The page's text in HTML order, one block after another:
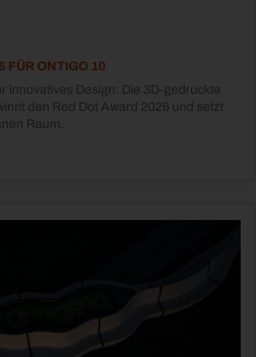
FÜR ONTIGO 10
innovatives Design: Die 3D-gedruckte
den Red Dot Award 2026 und setzt
Raum.